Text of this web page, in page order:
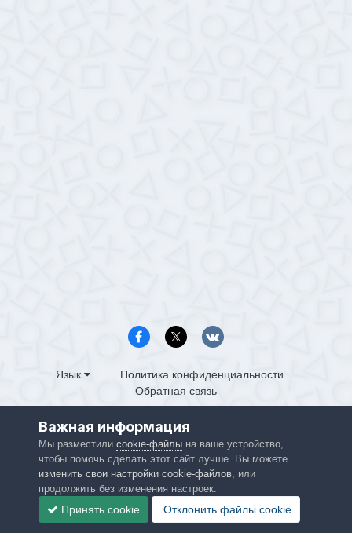
Язык
Политика конфиденциальности
Обратная связь
Powered by Invision Community
Важная информация
Мы разместили cookie-файлына ваше устройство,
чтобы помочь сделать этот сайт лучше. Вы можете
изменить свои настройки cookie-файлов, или
продолжить без изменения настроек.
Принять cookie Отклонить файлы сookie